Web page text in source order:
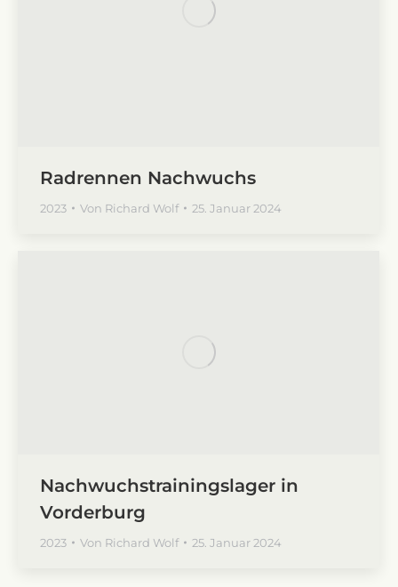
Radrennen Nachwuchs
2023 Von Richard Wolf 25. Januar 2024
Nachwuchstrainingslager in
Vorderburg
2023 Von Richard Wolf 25. Januar 2024